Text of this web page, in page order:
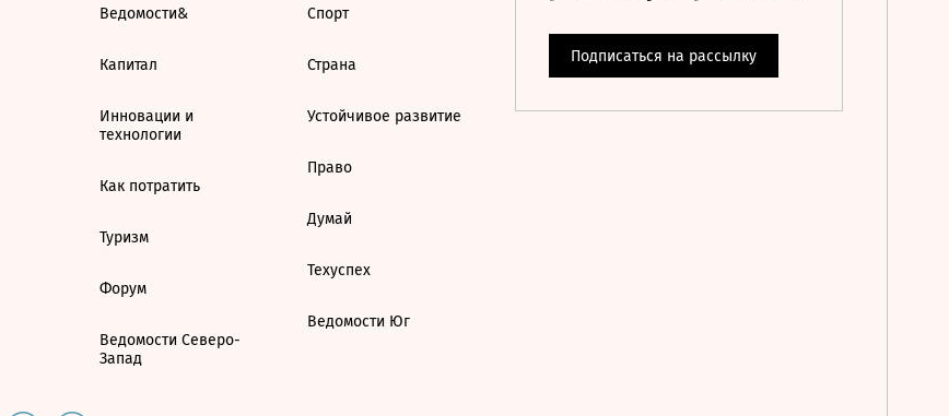
Ведомости&
Капитал
Инновации и
технологии
Как потратить
Туризм
Форум
Ведомости Северо-
Запад
Спорт
Страна
Устойчивое развитие
Право
Думай
Техуспех
Ведомости Юг